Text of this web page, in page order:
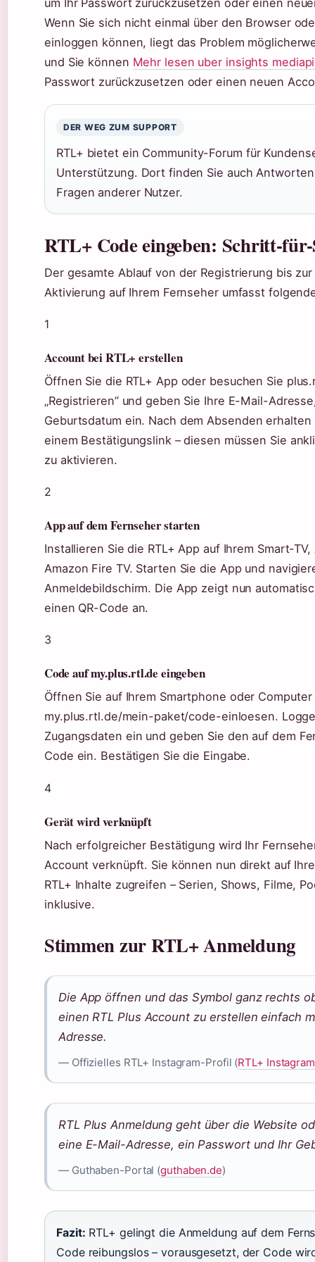
um Ihr Passwort zurückzusetzen oder einen
Wenn Sie sich nicht einmal über den Browser
einloggen können, liegt das Problem
und Sie können Mehr lesen uber insights
Passwort zurückzusetzen oder einen neuen
DER WEG ZUM SUPPORT
RTL+ bietet ein Community-Forum für
Unterstützung. Dort finden Sie auch
Fragen anderer Nutzer.
RTL+ Code eingeben: Schritt-
Der gesamte Ablauf von der Registrierung bis
Aktivierung auf Ihrem Fernseher umfasst
1
Account bei RTL+ erstellen
Öffnen Sie die RTL+ App oder besuchen Sie
„Registrieren” und geben Sie Ihre E-Mail-
Geburtsdatum ein. Nach dem Absenden
einem Bestätigungslink – diesen müssen Sie
zu aktivieren.
2
App auf dem Fernseher starten
Installieren Sie die RTL+ App auf Ihrem Smart-
Amazon Fire TV. Starten Sie die App und
Anmeldebildschirm. Die App zeigt nun
einen QR-Code an.
3
Code auf my.plus.rtl.de eingeben
Öffnen Sie auf Ihrem Smartphone oder
my.plus.rtl.de/mein-paket/code-einloesen.
Zugangsdaten ein und geben Sie den auf dem
Code ein. Bestätigen Sie die Eingabe.
4
Gerät wird verknüpft
Nach erfolgreicher Bestätigung wird Ihr
Account verknüpft. Sie können nun direkt auf
RTL+ Inhalte zugreifen – Serien, Shows, Filme,
inklusive.
Stimmen zur RTL+ Anmeldung
Die App öffnen und das Symbol ganz rechts
einen RTL Plus Account zu erstellen einfach
Adresse.
— Offizielles RTL+ Instagram-Profil (RTL+ Instagram
RTL Plus Anmeldung geht über die Website
eine E-Mail-Adresse, ein Passwort und Ihr
— Guthaben-Portal (guthaben.de)
Fazit: RTL+ gelingt die Anmeldung auf dem
Code reibungslos – vorausgesetzt, der Code